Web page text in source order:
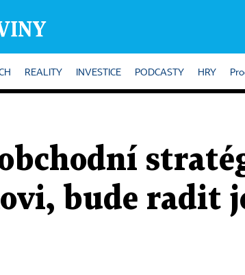
REALITY INVESTICE PODCASTY HRY
bude radit